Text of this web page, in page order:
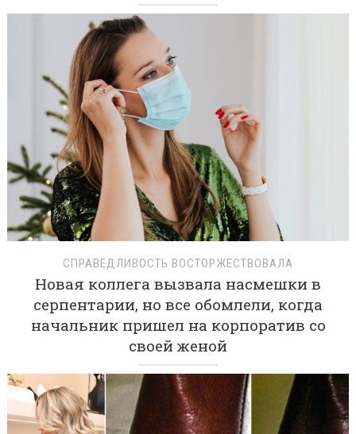
СПРАВЕДЛИВОСТЬ ВОСТОРЖЕСТВОВАЛА
Новая коллега вызвала насмешки в
серпентарии, но все обомлели, когда
начальник пришел на корпоратив со
своей женой